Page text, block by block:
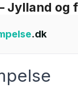
Jylland og
.dk